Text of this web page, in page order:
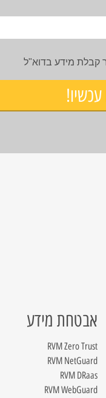
קבלת מידע בדוא"ל
אבטחת מידע
RVM Zero Trust
RVM NetGuard
RVM DRaas
RVM WebGuard